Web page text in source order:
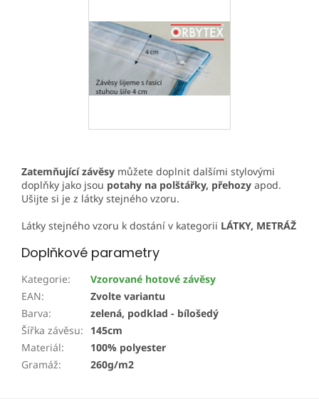
Zatemňující závěsy můžete doplnit dalšími stylovými
doplňky jako jsou potahy na polštářky, přehozy apod.
Ušijte si je z látky stejného vzoru.
Látky stejného vzoru k dostání v kategorii LÁTKY, METRÁŽ
Doplňkové parametry
Kategorie:
Vzorované hotové závěsy
EAN:
Zvolte variantu
Barva:
zelená, podklad - bílošedý
Šířka závěsu:
145cm
Materiál:
100% polyester
Gramáž: 260g/m2